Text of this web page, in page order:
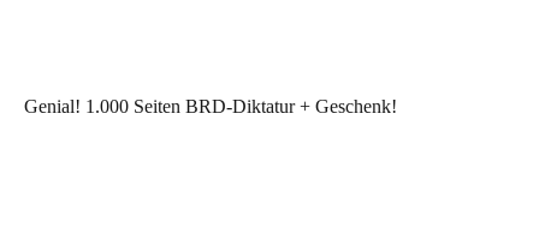
Genial! 1.000 Seiten BRD-Diktatur + Geschenk!